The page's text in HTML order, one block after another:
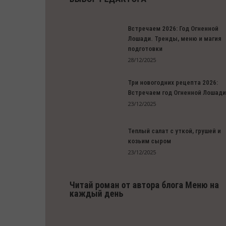
Встречаем 2026: Год Огненной
Лошади. Тренды, меню и магия
подготовки
28/12/2025
Три новогодних рецепта 2026:
Встречаем год Огненной Лошади
23/12/2025
Теплый салат с уткой, грушей и
козьим сыром
23/12/2025
Читай роман от автора блога Меню на
каждый день